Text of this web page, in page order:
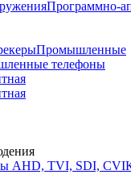
Программно-
Промышленные
телефоны
AHD, TVI, SDI, CVI